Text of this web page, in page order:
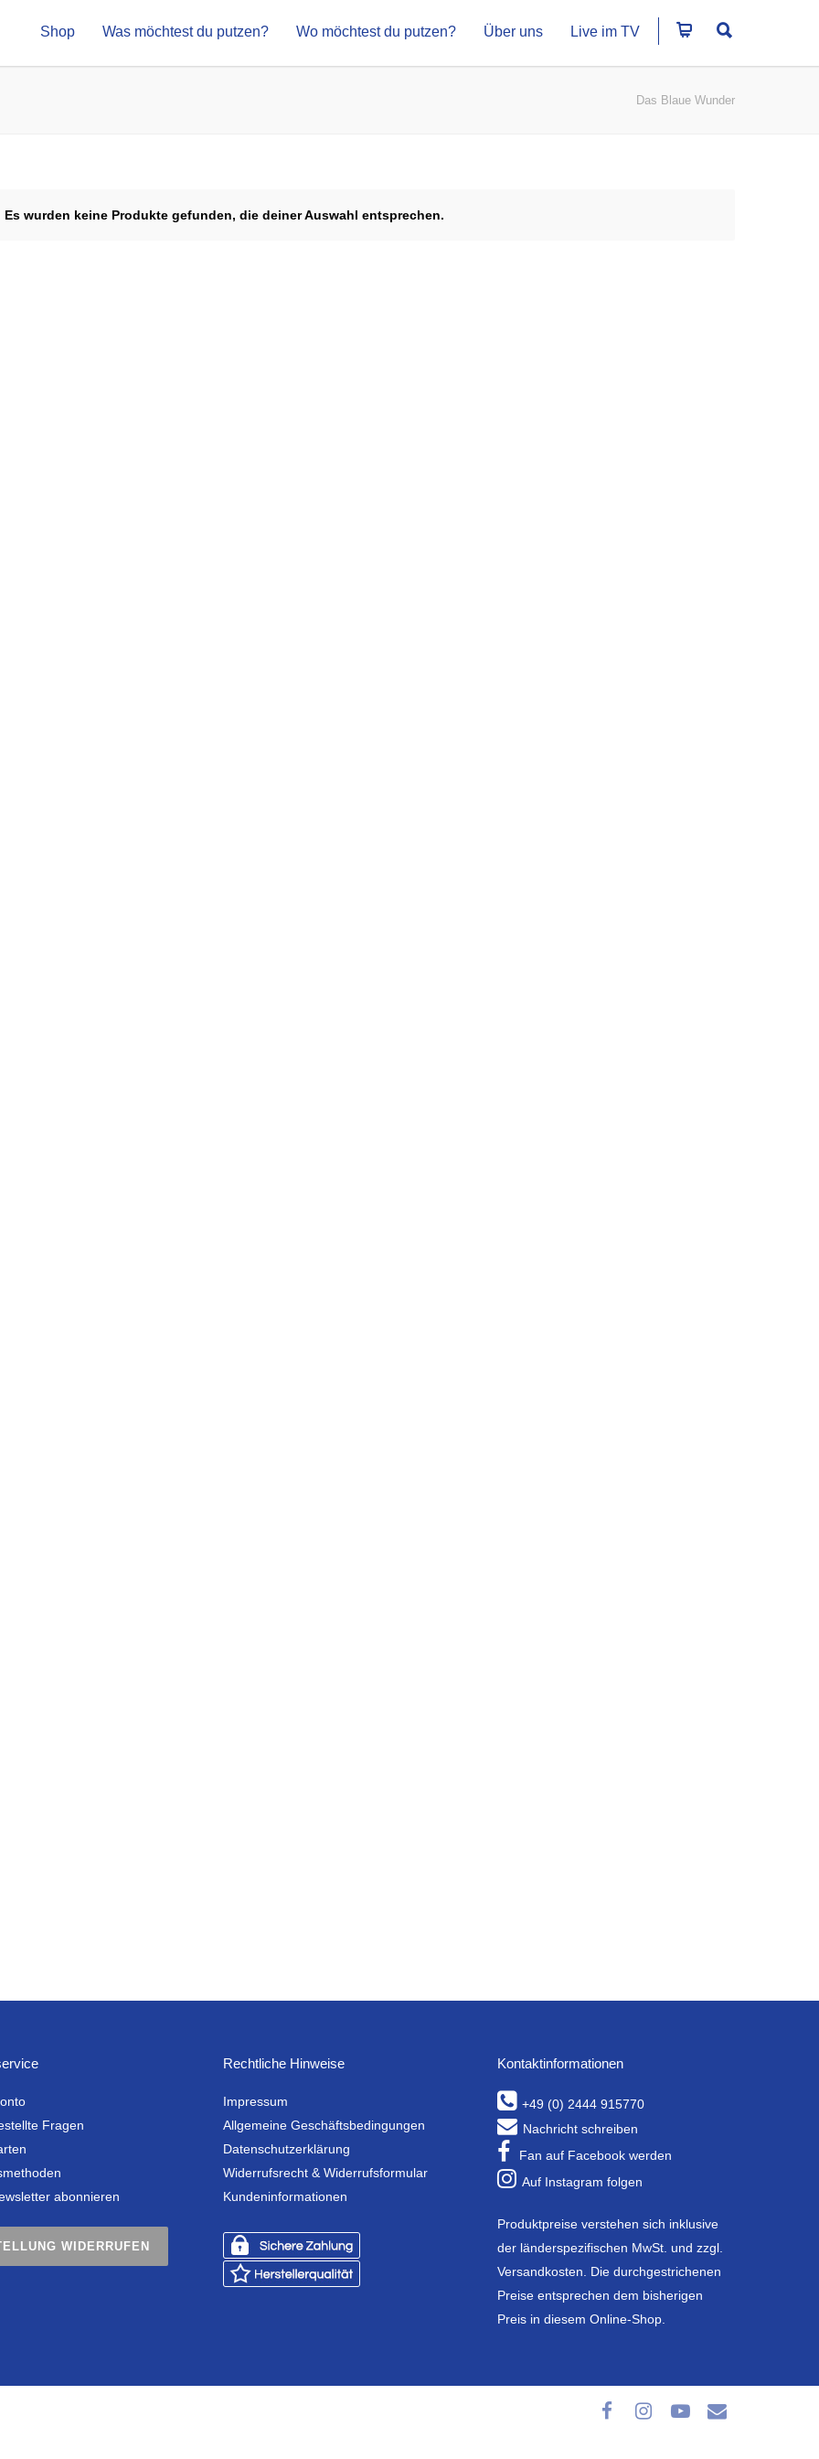
Shop Was möchtest du putzen? Wo möchtest du putzen? Über uns Live im TV
Das Blaue Wunder
Es wurden keine Produkte gefunden, die deiner Auswahl entsprechen.
Fragen
abonnieren
WIDERRUFEN
Rechtliche Hinweise
Impressum
Allgemeine Geschäftsbedingungen
Datenschutzerklärung
Widerrufsrecht & Widerrufsformular
Kundeninformationen
Kontaktinformationen
+49 (0) 2444 915770
Nachricht schreiben
Fan auf Facebook werden
Auf Instagram folgen
Produktpreise verstehen sich inklusive
der länderspezifischen MwSt. und zzgl.
Versandkosten. Die durchgestrichenen
Preise entsprechen dem bisherigen
Preis in diesem Online-Shop.